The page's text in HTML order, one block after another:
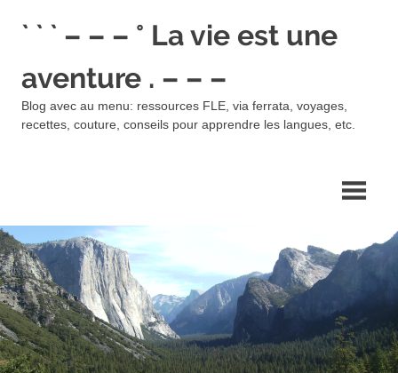
` ` ` – – – ° La vie est une
aventure . – – –
Blog avec au menu: ressources FLE, via ferrata, voyages,
recettes, couture, conseils pour apprendre les langues, etc.